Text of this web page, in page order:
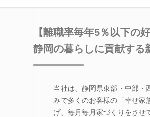
【離職率毎年5％以下
静岡の暮らしに貢献する
当社は、静岡県東部・中部・
みで多くのお客様の「幸せ家
げ、毎月毎月家づくりをさせ